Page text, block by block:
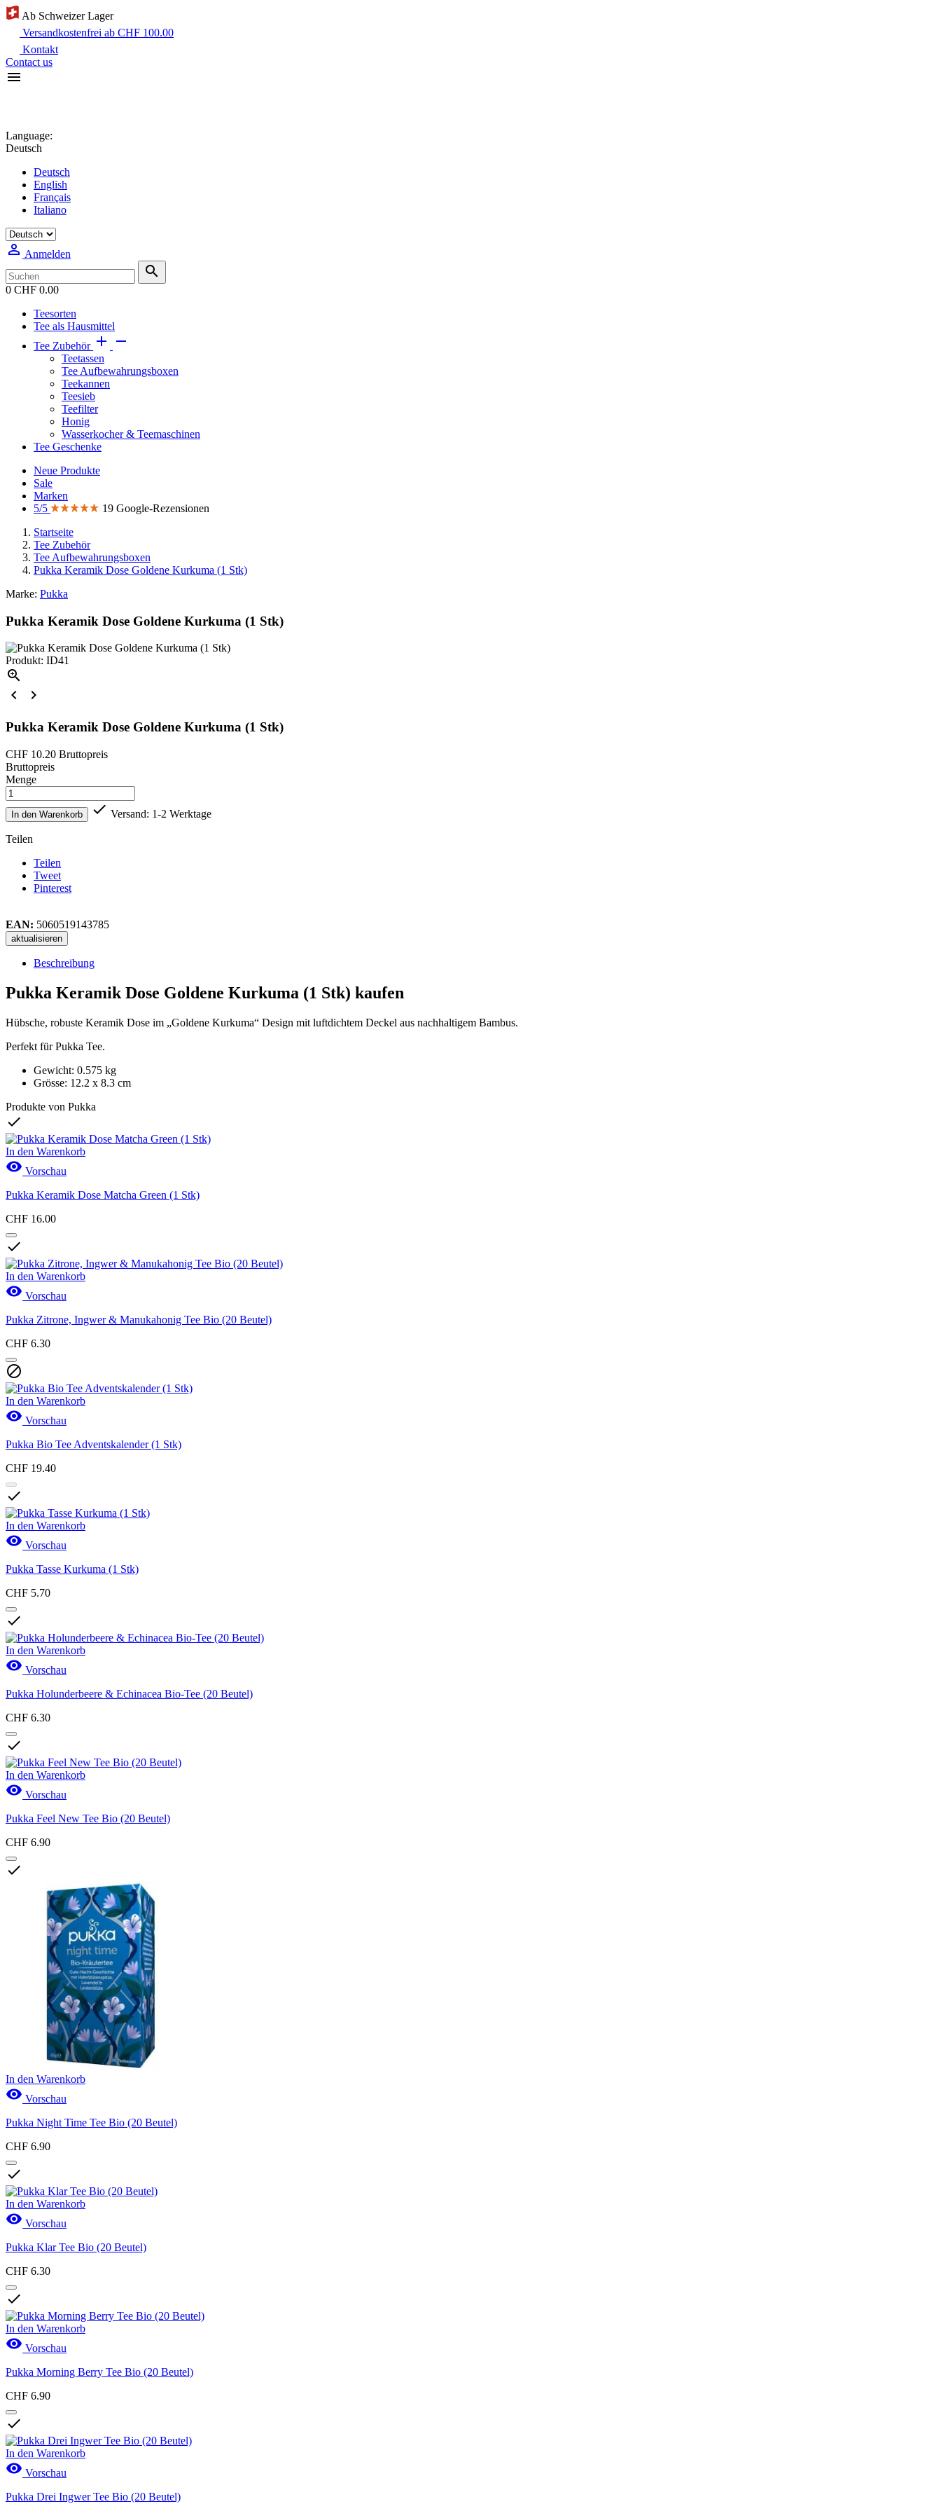
Ab Schweizer Lager
Versandkostenfrei ab CHF 100.00
Kontakt
Contact us

Language:
Deutsch
Deutsch
English
Français
Italiano
 Anmelden

0 CHF 0.00
Teesorten
Tee als Hausmittel
Tee Zubehör  
Teetassen
Tee Aufbewahrungsboxen
Teekannen
Teesieb
Teefilter
Honig
Wasserkocher & Teemaschinen
Tee Geschenke
Neue Produkte
Sale
Marken
5/5
19 Google-Rezensionen
Startseite
Tee Zubehör
Tee Aufbewahrungsboxen
Pukka Keramik Dose Goldene Kurkuma (1 Stk)
Marke: Pukka
Pukka Keramik Dose Goldene Kurkuma (1 Stk)
Produkt: ID41



Pukka Keramik Dose Goldene Kurkuma (1 Stk)
CHF 10.20 Bruttopreis
Bruttopreis
Menge
In den Warenkorb  Versand: 1-2 Werktage
Teilen
Teilen
Tweet
Pinterest
EAN: 5060519143785
Beschreibung
Pukka Keramik Dose Goldene Kurkuma (1 Stk) kaufen
Hübsche, robuste Keramik Dose im „Goldene Kurkuma“ Design mit luftdichtem Deckel aus nachhaltigem Bambus.
Perfekt für Pukka Tee.
Gewicht: 0.575 kg
Grösse: 12.2 x 8.3 cm
Produkte von Pukka

In den Warenkorb
 Vorschau
Pukka Keramik Dose Matcha Green (1 Stk)
CHF 16.00

In den Warenkorb
 Vorschau
Pukka Zitrone, Ingwer & Manukahonig Tee Bio (20 Beutel)
CHF 6.30

In den Warenkorb
 Vorschau
Pukka Bio Tee Adventskalender (1 Stk)
CHF 19.40

In den Warenkorb
 Vorschau
Pukka Tasse Kurkuma (1 Stk)
CHF 5.70

In den Warenkorb
 Vorschau
Pukka Holunderbeere & Echinacea Bio-Tee (20 Beutel)
CHF 6.30

In den Warenkorb
 Vorschau
Pukka Feel New Tee Bio (20 Beutel)
CHF 6.90

In den Warenkorb
 Vorschau
Pukka Night Time Tee Bio (20 Beutel)
CHF 6.90

In den Warenkorb
 Vorschau
Pukka Klar Tee Bio (20 Beutel)
CHF 6.30

In den Warenkorb
 Vorschau
Pukka Morning Berry Tee Bio (20 Beutel)
CHF 6.90

In den Warenkorb
 Vorschau
Pukka Drei Ingwer Tee Bio (20 Beutel)